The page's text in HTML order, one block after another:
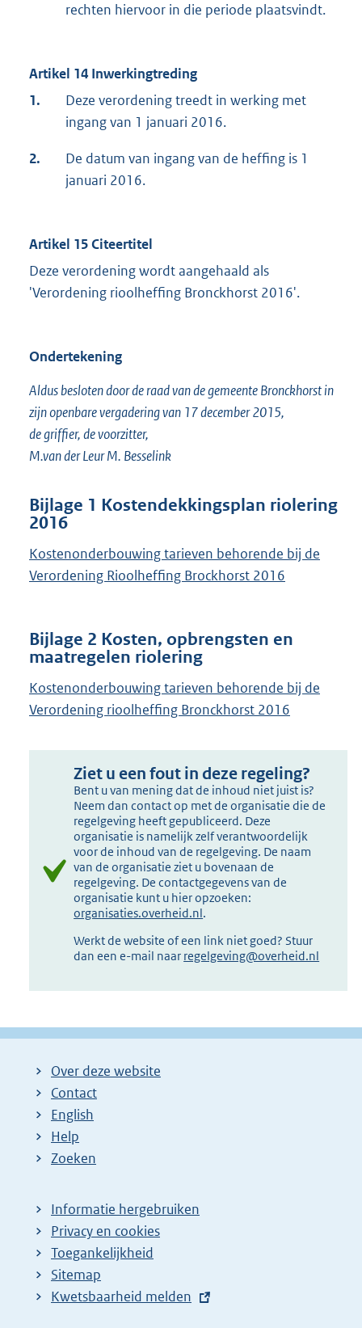
rechten hiervoor in die periode plaatsvindt.
Artikel 14 Inwerkingtreding
1.
Deze verordening treedt in werking met
ingang van 1 januari 2016.
2.
De datum van ingang van de heffing is 1
januari 2016.
Artikel 15 Citeertitel
Deze verordening wordt aangehaald als
'Verordening rioolheffing Bronckhorst 2016'.
Ondertekening
Aldus besloten door de raad van de gemeente Bronckhorst in
zijn openbare vergadering van 17 december 2015,
de griffier, de voorzitter,
M.van der Leur M. Besselink
Bijlage 1 Kostendekkingsplan riolering
2016
Kostenonderbouwing tarieven behorende bij de
Verordening Rioolheffing Brockhorst 2016
Bijlage 2 Kosten, opbrengsten en
maatregelen riolering
Kostenonderbouwing tarieven behorende bij de
Verordening rioolheffing Bronckhorst 2016
Ziet u een fout in deze regeling?
Bent u van mening dat de inhoud niet juist is?
Neem dan contact op met de organisatie die de
regelgeving heeft gepubliceerd. Deze
organisatie is namelijk zelf verantwoordelijk
voor de inhoud van de regelgeving. De naam
van de organisatie ziet u bovenaan de
regelgeving. De contactgegevens van de
organisatie kunt u hier opzoeken:
organisaties.overheid.nl.
Werkt de website of een link niet goed? Stuur
dan een e-mail naar regelgeving@overheid.nl
Over deze website
Contact
English
Help
Zoeken
Informatie hergebruiken
Privacy en cookies
Toegankelijkheid
Sitemap
E
Kwetsbaarheid melden